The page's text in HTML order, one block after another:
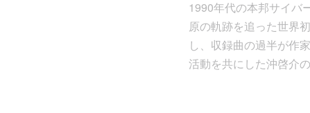
1990年代の本邦サイバ
原の軌跡を追った世界
し、収録曲の過半が作
活動を共にした沖啓介